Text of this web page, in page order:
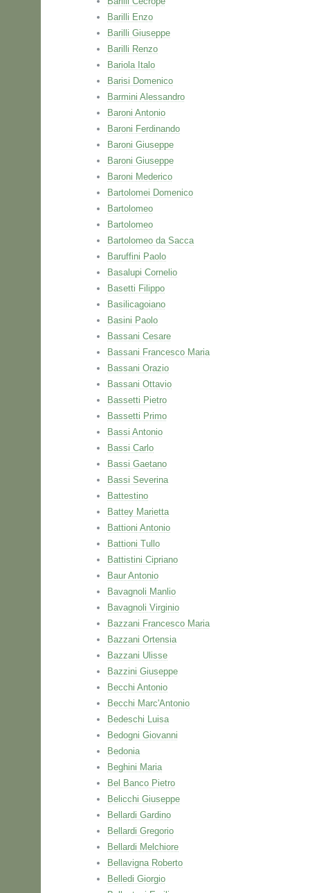
Barilli Enzo
Barilli Giuseppe
Barilli Renzo
Bariola Italo
Barisi Domenico
Barmini Alessandro
Baroni Antonio
Baroni Ferdinando
Baroni Giuseppe
Baroni Giuseppe
Baroni Mederico
Bartolomei Domenico
Bartolomeo
Bartolomeo
Bartolomeo da Sacca
Baruffini Paolo
Basalupi Cornelio
Basetti Filippo
Basilicagoiano
Basini Paolo
Bassani Cesare
Bassani Francesco Maria
Bassani Orazio
Bassani Ottavio
Bassetti Pietro
Bassetti Primo
Bassi Antonio
Bassi Carlo
Bassi Gaetano
Bassi Severina
Battestino
Battey Marietta
Battioni Antonio
Battioni Tullo
Battistini Cipriano
Baur Antonio
Bavagnoli Manlio
Bavagnoli Virginio
Bazzani Francesco Maria
Bazzani Ortensia
Bazzani Ulisse
Bazzini Giuseppe
Becchi Antonio
Becchi Marc'Antonio
Bedeschi Luisa
Bedogni Giovanni
Bedonia
Beghini Maria
Bel Banco Pietro
Belicchi Giuseppe
Bellardi Gardino
Bellardi Gregorio
Bellardi Melchiore
Bellavigna Roberto
Belledi Giorgio